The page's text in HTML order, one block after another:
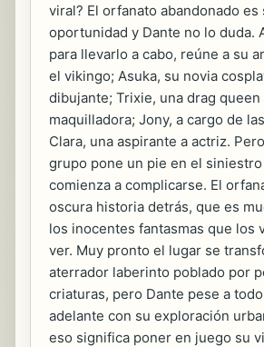
viral? El orfanato abandonado es
oportunidad y Dante no lo duda.
para llevarlo a cabo, reúne a su
el vikingo; Asuka, su novia
dibujante; Trixie, una drag queen
maquilladora; Jony, a cargo de
Clara, una aspirante a actriz.
grupo pone un pie en el
comienza a complicarse. El
oscura historia detrás, que es
los inocentes fantasmas que los
ver. Muy pronto el lugar se
aterrador laberinto poblado por
criaturas, pero Dante pese a
adelante con su exploración
eso significa poner en juego su